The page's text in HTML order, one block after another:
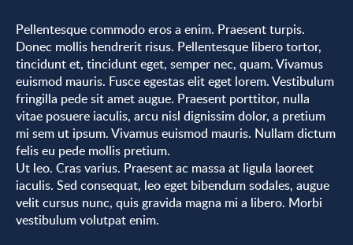
Pellentesque commodo eros a enim. Praesent turpis.
Donec mollis hendrerit risus. Pellentesque libero tortor,
tincidunt et, tincidunt eget, semper nec, quam. Vivamus
euismod mauris. Fusce egestas elit eget lorem. Vestibulum
fringilla pede sit amet augue. Praesent porttitor, nulla
vitae posuere iaculis, arcu nisl dignissim dolor, a pretium
mi sem ut ipsum. Vivamus euismod mauris. Nullam dictum
felis eu pede mollis pretium.
Ut leo. Cras varius. Praesent ac massa at ligula laoreet
iaculis. Sed consequat, leo eget bibendum sodales, augue
velit cursus nunc, quis gravida magna mi a libero. Morbi
vestibulum volutpat enim.